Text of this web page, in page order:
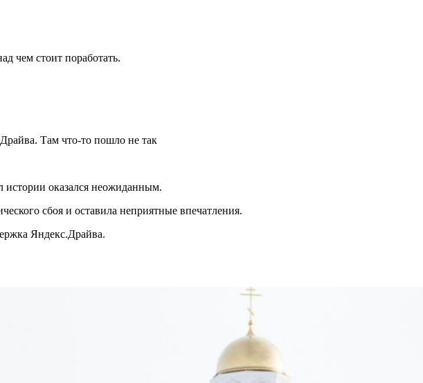
чем стоит поработать.
Там что-то пошло не так
истории оказался неожиданным.
сбоя и оставила неприятные впечатления.
Яндекс.Драйва.